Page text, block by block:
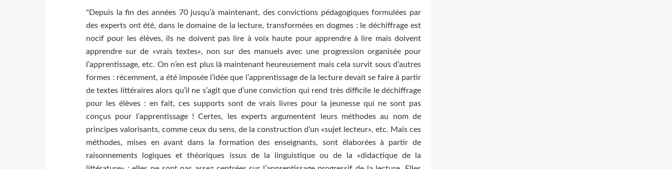
"Depuis la fin des années 70 jusqu’à maintenant, des convictions pédagogiques formulées par
des experts ont été, dans le domaine de la lecture, transformées en dogmes : le déchiffrage est
nocif pour les élèves, ils ne doivent pas lire à voix haute pour apprendre à lire mais doivent
apprendre sur de «vrais textes», non sur des manuels avec une progression organisée pour
l’apprentissage, etc. On n’en est plus là maintenant heureusement mais cela survit sous d’autres
formes : récemment, a été imposée l’idée que l’apprentissage de la lecture devait se faire à partir
de textes littéraires alors qu’il ne s’agit que d’une conviction qui rend très difficile le déchiffrage
pour les élèves : en fait, ces supports sont de vrais livres pour la jeunesse qui ne sont pas
conçus pour l’apprentissage ! Certes, les experts argumentent leurs méthodes au nom de
principes valorisants, comme ceux du sens, de la construction d’un «sujet lecteur», etc. Mais ces
méthodes, mises en avant dans la formation des enseignants, sont élaborées à partir de
raisonnements logiques et théoriques issus de la linguistique ou de la «didactique de la